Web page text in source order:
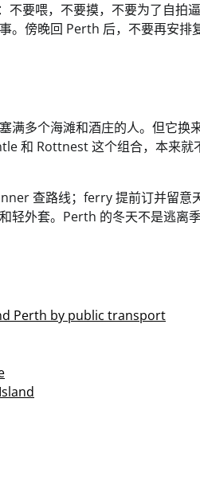
要喂，不要摸，不要为了自拍
。傍晚回 Perth 后，不要再安
满多个海滩和酒庄的人。但它
和 Rottnest 这个组合，本来就
查路线；ferry 提前订并留意
轻外套。Perth 的冬天不是逃离
Perth by public transport